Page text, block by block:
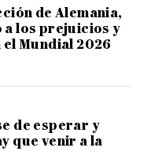
de Alemania,
a los prejuicios y
Mundial 2026
de esperar y
que venir a la